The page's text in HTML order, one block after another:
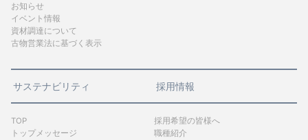
お知らせ
イベント情報
資材調達について
古物営業法に基づく表示
サステナビリティ
TOP
トップメッセージ
採用情報
採用希望の皆様へ
職種紹介